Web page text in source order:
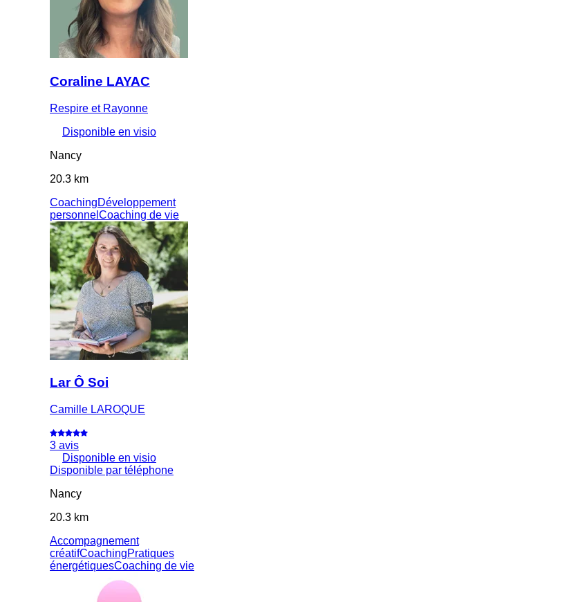
Coraline LAYAC
Respire et Rayonne
Disponible en visio
Nancy
20.3 km
CoachingDéveloppement
personnel Coaching de vie
Lar Ô Soi
Camille LAROQUE
3 avis
Disponible en visio
Disponible par téléphone
Nancy
20.3 km
Accompagnement
créatifCoachingPratiques
énergétiquesCoaching de vie